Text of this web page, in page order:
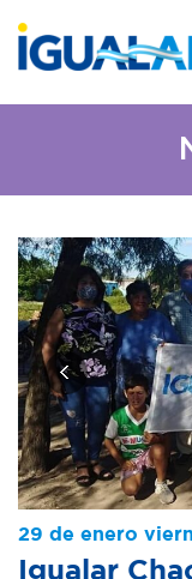
29 de enero
Igualar